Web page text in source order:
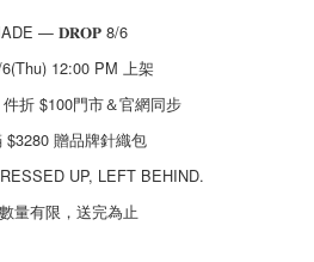
— 𝐃𝐑𝐎𝐏 8/6
12:00 PM 上架
折 $100門市＆官網同步
$3280 贈品牌針織包
UP, LEFT BEHIND.
量有限，送完為止